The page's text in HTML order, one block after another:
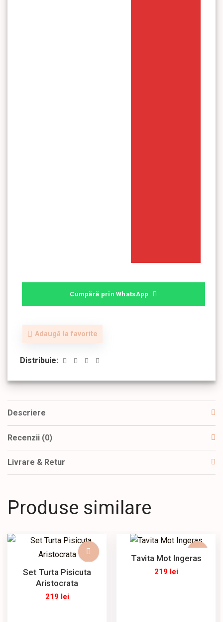
Cumpără prin WhatsApp
Adaugă la favorite
Distribuie:
Descriere
Recenzii (0)
Livrare & Retur
Produse similare
Set Turta Pisicuta
Aristocrata
219 lei
Tavita Mot Ingeras
219 lei